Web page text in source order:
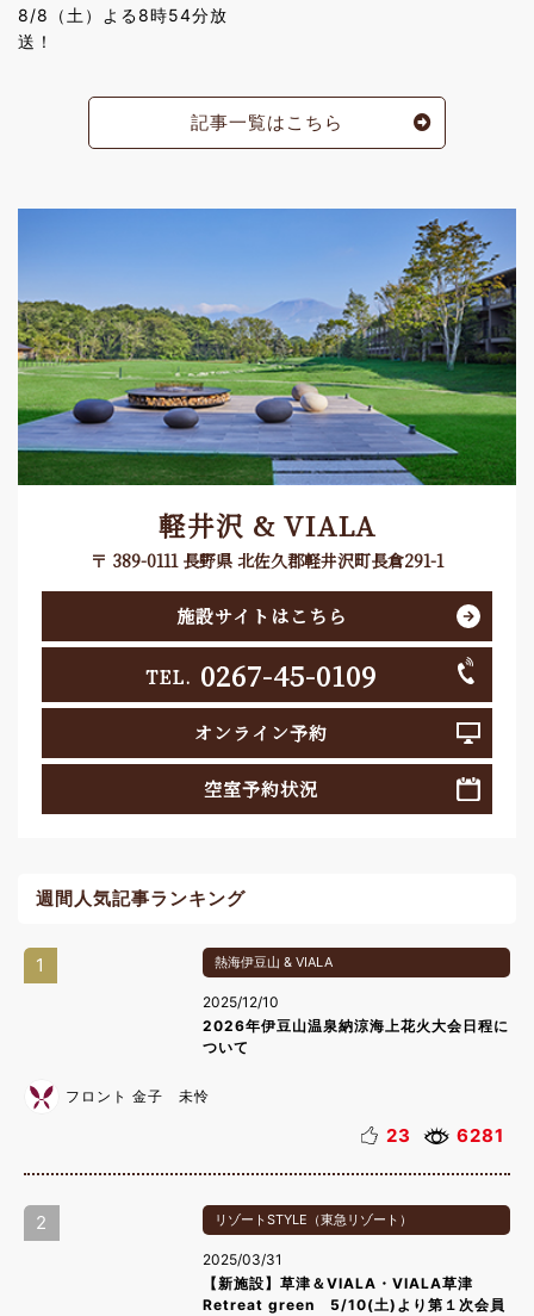
8/8（土）よる8時54分放
送！
記事一覧はこちら
軽井沢 & VIALA
〒 389-0111 長野県 北佐久郡軽井沢町長倉291-1
施設サイトはこちら
TEL. 0267-45-0109
オンライン予約
空室予約状況
週間人気記事ランキング
1 熱海伊豆山 & VIALA
2025/12/10
2026年伊豆山温泉納涼海上花火大会日程に
ついて
フロント 金子 未怜
23 6281
2 リゾートSTYLE（東急リゾート）
2025/03/31
【新施設】草津＆VIALA・VIALA草津
Retreat green 5/10(土)より第１次会員